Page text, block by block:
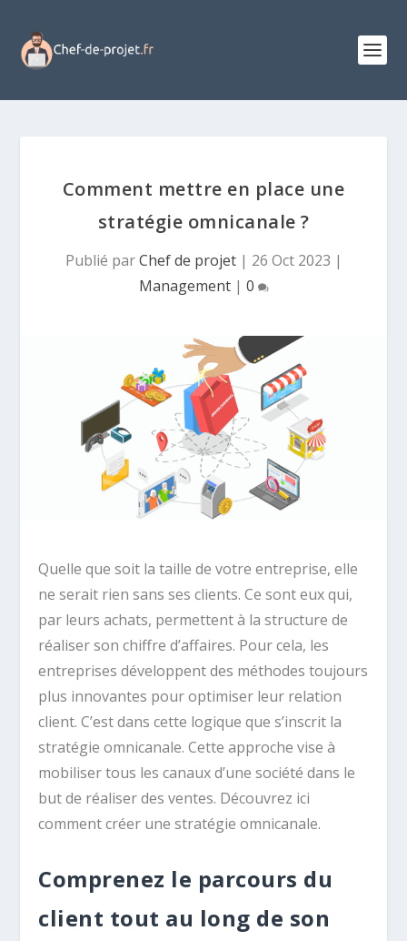
Comment mettre en place une
stratégie omnicanale ?
Publié parChef de projet| 26 Oct 2023 |
Management| 0
Quelle que soit la taille de votre entreprise, elle
ne serait rien sans ses clients. Ce sont eux qui,
par leurs achats, permettent à la structure de
réaliser son chiffre d’affaires. Pour cela, les
entreprises développent des méthodes toujours
plus innovantes pour optimiser leur relation
client. C’est dans cette logique que s’inscrit la
stratégie omnicanale. Cette approche vise à
mobiliser tous les canaux d’une société dans le
but de réaliser des ventes. Découvrez ici
comment créer une stratégie omnicanale.
Comprenez le parcours du
client tout au long de son